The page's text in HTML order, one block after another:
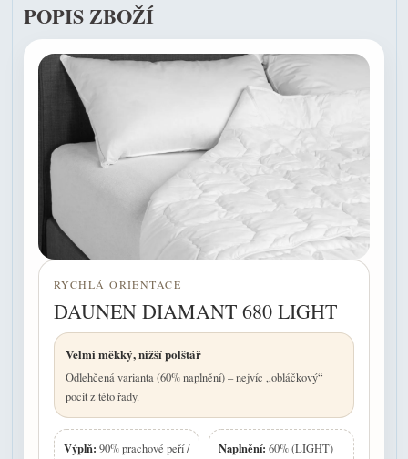
POPIS ZBOŽÍ
RYCHLÁ ORIENTACE
DAUNEN DIAMANT 680 LIGHT
Velmi měkký, nižší polštář
Odlehčená varianta (60% naplnění) – nejvíc „obláčkový“
pocit z této řady.
Výplň: 90% prachové peří /
Naplnění: 60% (LIGHT)